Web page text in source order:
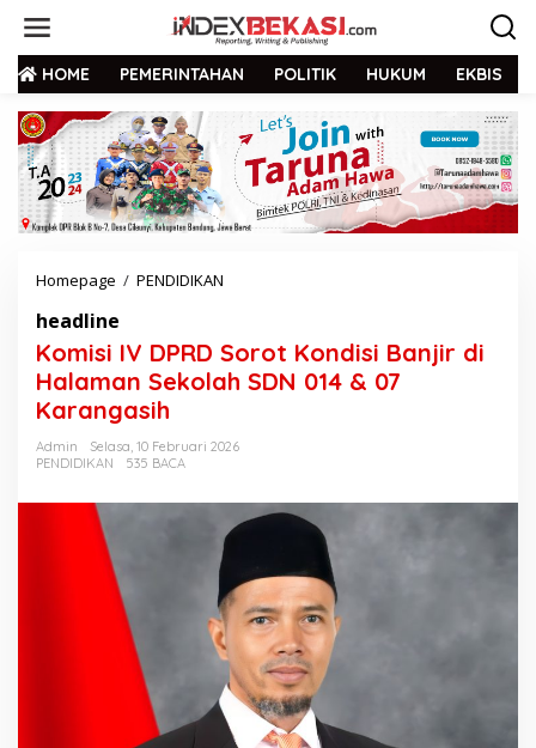
HOME PEMERINTAHAN POLITIK HUKUM EKBIS
Homepage / PENDIDIKAN
headline
Komisi IV DPRD Sorot Kondisi Banjir di
Halaman Sekolah SDN 014 & 07
Karangasih
Admin
Selasa, 10 Februari 2026
PENDIDIKAN
535 BACA